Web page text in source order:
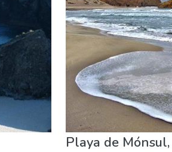
Playa de